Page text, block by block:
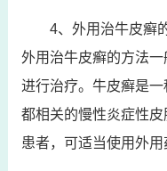
4、外用治牛皮癣
外用治牛皮癣的方法
进行治疗。牛皮癣是
都相关的慢性炎症性
患者，可适当使用外用